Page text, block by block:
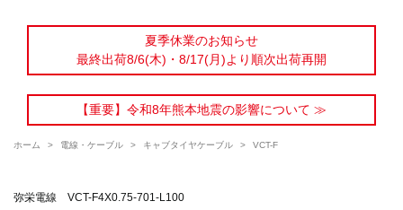
夏季休業のお知らせ
最終出荷8/6(木)・8/17(月)より順次出荷再開
【重要】令和8年熊本地震の影響について ≫
ホーム > 電線・ケーブル > キャブタイヤケーブル > VCT-F
弥栄電線 VCT-F4X0.75-701-L100